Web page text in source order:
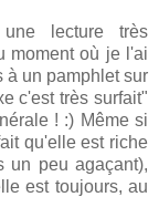
lecture très
moment où je l'ai
à un pamphlet sur
c'est très surfait"
! :) Même si
qu'elle est riche
un peu agaçant),
est toujours, au